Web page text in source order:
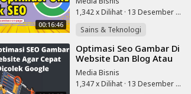
00:16:46
1,342 x Dilihat · 13 Desember 2022
Sains & Teknologi
⁣Optimasi Seo Gambar Di
Website Dan Blog Atau
Image Alt Agar Dikenal
Google Friendly Untuk
Wordpress
Media Bisnis
1,347 x Dilihat · 13 Desember 2022